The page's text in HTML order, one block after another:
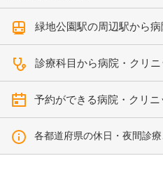
緑地公園駅の周辺駅から
診療科目から病院・クリ
予約ができる病院・クリ
各都道府県の休日・夜間診